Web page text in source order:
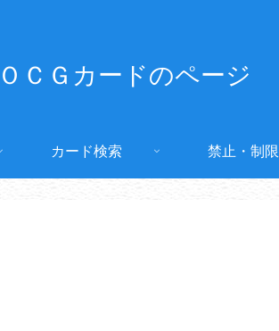
ＣＧカードのページ
カード検索 禁止・制限